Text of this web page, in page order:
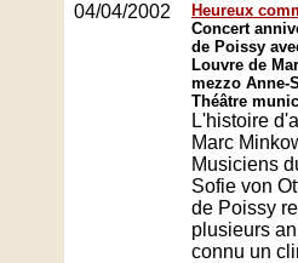
04/04/2002
Heureux
Concert
de Poissy
Louvre de
mezzo Anne-
Théâtre
L'histoire
Marc
Musiciens
Sofie von
de Poissy
plusieurs
connu un